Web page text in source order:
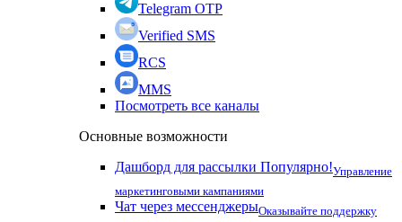
Telegram OTP
Verified SMS
RCS
MMS
Посмотреть все каналы
Основные возможности
Дашборд для рассылки Популярно!Управление
маркетинговыми кампаниями
Чат через мессенджерыОказывайте поддержку